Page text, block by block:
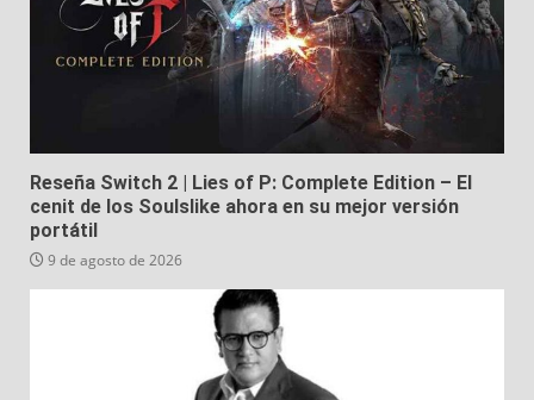
Reseña Switch 2 | Lies of P: Complete Edition – El
cenit de los Soulslike ahora en su mejor versión
portátil
9 de agosto de 2026